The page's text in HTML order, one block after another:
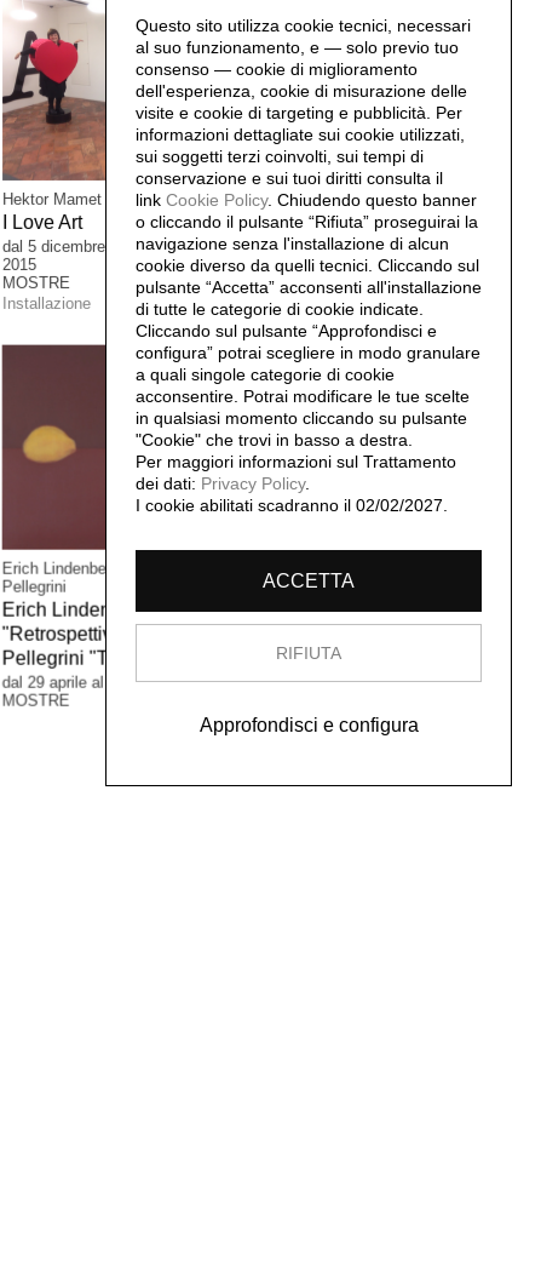
Reto Rigassi
Dodecafonica
dal 15 novembre 2015 al 13 marzo
2016
MOSTRE
Hektor Mamet
I Love Art
dal 5 dicembre 2014 all'8 febbraio
2015
MOSTRE
Installazione
Massimo Vitali, Erich Lindenberg
Into the White
dall'11 maggio al 5 ottobre 2014
MOSTRE
Erich Lindenberg, Roberto
Pellegrini
Erich Lindenberg
"Retrospettiva". Roberto
Pellegrini "Tracce"
dal 29 aprile al 9 settembre 2012
MOSTRE
Questo sito utilizza cookie tecnici, necessari
al suo funzionamento, e — solo previo tuo
consenso — cookie di miglioramento
dell'esperienza, cookie di misurazione delle
visite e cookie di targeting e pubblicità. Per
informazioni dettagliate sui cookie utilizzati,
sui soggetti terzi coinvolti, sui tempi di
conservazione e sui tuoi diritti consulta il
link Cookie Policy. Chiudendo questo banner
o cliccando il pulsante “Rifiuta” proseguirai la
navigazione senza l'installazione di alcun
cookie diverso da quelli tecnici. Cliccando sul
pulsante “Accetta” acconsenti all'installazione
di tutte le categorie di cookie indicate.
Cliccando sul pulsante “Approfondisci e
configura” potrai scegliere in modo granulare
a quali singole categorie di cookie
acconsentire. Potrai modificare le tue scelte
in qualsiasi momento cliccando su pulsante
"Cookie" che trovi in basso a destra.
Per maggiori informazioni sul Trattamento
dei dati: Privacy Policy.
I cookie abilitati scadranno il 02/02/2027.
ACCETTA
RIFIUTA
Approfondisci e configura